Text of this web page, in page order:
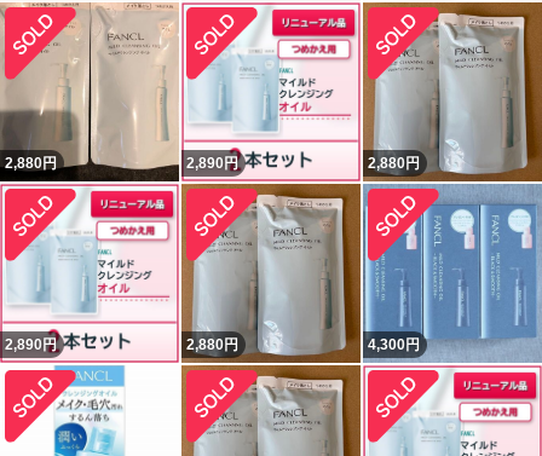
2,880円 2,890 円 2,880円
2,890 円 2,880円 4,300円